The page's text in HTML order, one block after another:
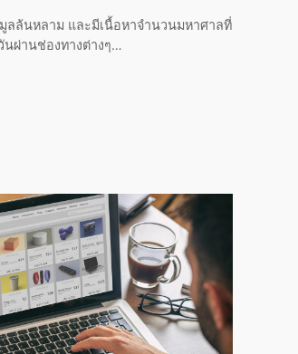
ลล้นหลาม และมีเนื้อหาจำนวนมหาศาลที่
นผ่านช่องทางต่างๆ…